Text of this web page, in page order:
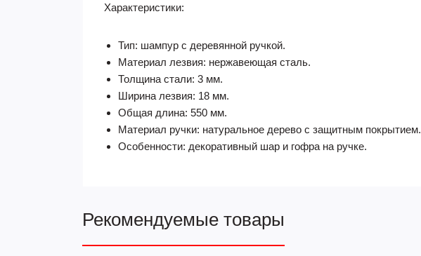
Характеристики:
Тип: шампур с деревянной ручкой.
Материал лезвия: нержавеющая сталь.
Толщина стали: 3 мм.
Ширина лезвия: 18 мм.
Общая длина: 550 мм.
Материал ручки: натуральное дерево с защитным покрытием.
Особенности: декоративный шар и гофра на ручке.
Рекомендуемые товары